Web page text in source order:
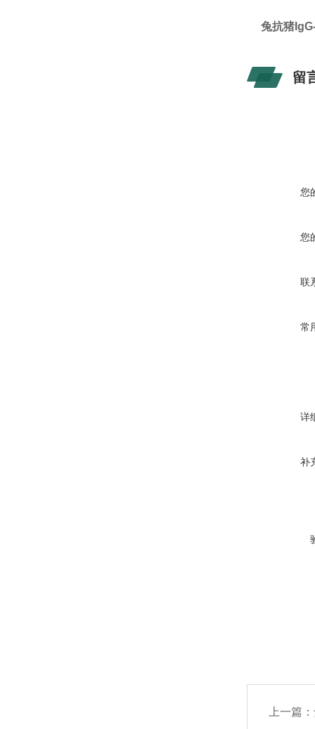
兔抗猪
留
您
您
联
常
详
补
上一篇：